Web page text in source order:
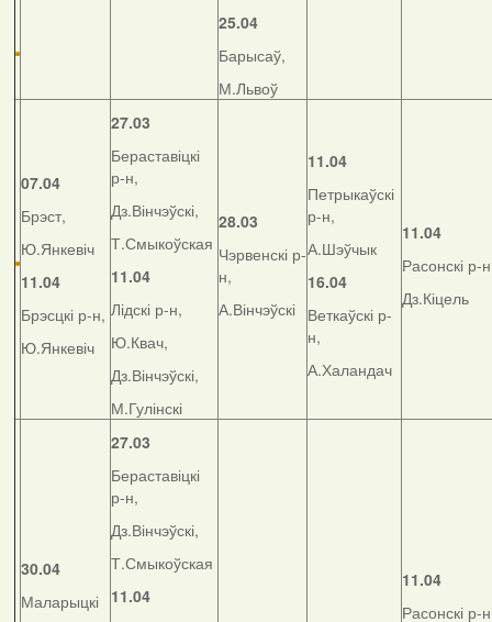
25.04
Барысаў,
М.Львоў
07.04
Брэст,
Ю.Янкевіч
11.04
Брэсцкі р-н,
Ю.Янкевіч
27.03
Бераставіцкі
р-н,
Дз.Вінчэўскі,
Т.Смыкоўская
11.04
Лідскі р-н,
Ю.Квач,
Дз.Вінчэўскі,
М.Гулінскі
28.03
Чэрвенскі р-
н,
А.Вінчэўскі
11.04
Петрыкаўскі
р-н,
А.Шэўчык
16.04
Веткаўскі р-
н,
А.Халандач
11.04
Расонскі р-
Дз.Кіцель
30.04
Маларыцкі
27.03
Бераставіцкі
р-н,
Дз.Вінчэўскі,
Т.Смыкоўская
11.04
11.04
Расонскі р-